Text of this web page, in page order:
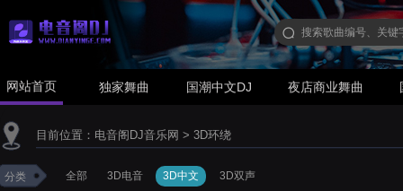
网站首页 独家舞曲 国潮中文DJ 夜店商业舞曲
目前位置： 电音阁DJ音乐网 > 3D环绕
分类 全部 3D电音 3D中文 3D双声